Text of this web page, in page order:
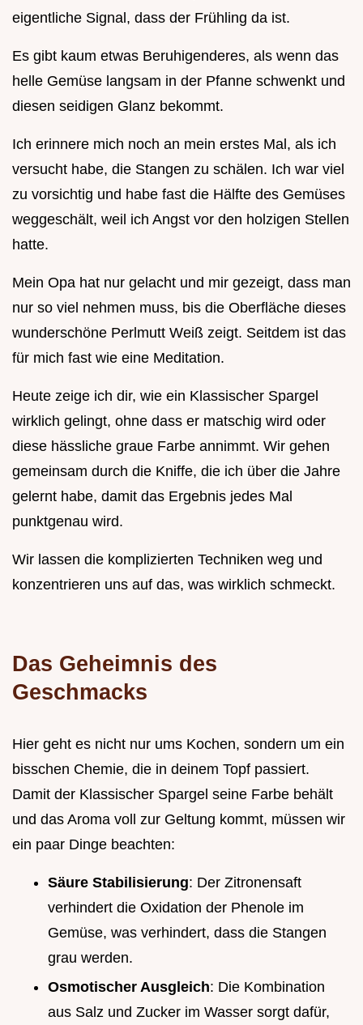
eigentliche Signal, dass der Frühling da ist.
Es gibt kaum etwas Beruhigenderes, als wenn das
helle Gemüse langsam in der Pfanne schwenkt und
diesen seidigen Glanz bekommt.
Ich erinnere mich noch an mein erstes Mal, als ich
versucht habe, die Stangen zu schälen. Ich war viel
zu vorsichtig und habe fast die Hälfte des Gemüses
weggeschält, weil ich Angst vor den holzigen Stellen
hatte.
Mein Opa hat nur gelacht und mir gezeigt, dass man
nur so viel nehmen muss, bis die Oberfläche dieses
wunderschöne Perlmutt Weiß zeigt. Seitdem ist das
für mich fast wie eine Meditation.
Heute zeige ich dir, wie ein Klassischer Spargel
wirklich gelingt, ohne dass er matschig wird oder
diese hässliche graue Farbe annimmt. Wir gehen
gemeinsam durch die Kniffe, die ich über die Jahre
gelernt habe, damit das Ergebnis jedes Mal
punktgenau wird.
Wir lassen die komplizierten Techniken weg und
konzentrieren uns auf das, was wirklich schmeckt.
Das Geheimnis des
Geschmacks
Hier geht es nicht nur ums Kochen, sondern um ein
bisschen Chemie, die in deinem Topf passiert.
Damit der Klassischer Spargel seine Farbe behält
und das Aroma voll zur Geltung kommt, müssen wir
ein paar Dinge beachten:
Säure Stabilisierung: Der Zitronensaft
verhindert die Oxidation der Phenole im
Gemüse, was verhindert, dass die Stangen
grau werden.
Osmotischer Ausgleich: Die Kombination
aus Salz und Zucker im Wasser sorgt dafür,